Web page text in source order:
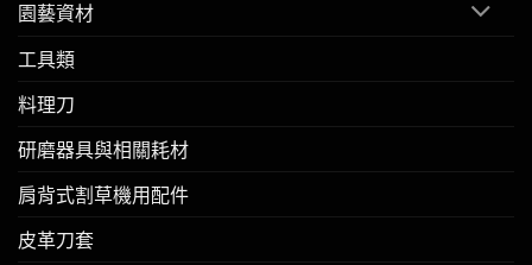
園藝資材
工具類
料理刀
研磨器具與相關耗材
肩背式割草機用配件
皮革刀套